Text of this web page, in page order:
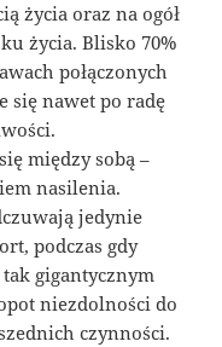
życia oraz na ogół
życia. Blisko 70%
połączonych
się nawet po radę
między sobą –
nasilenia.
jedynie
podczas gdy
gigantycznym
niezdolności do
czynności.